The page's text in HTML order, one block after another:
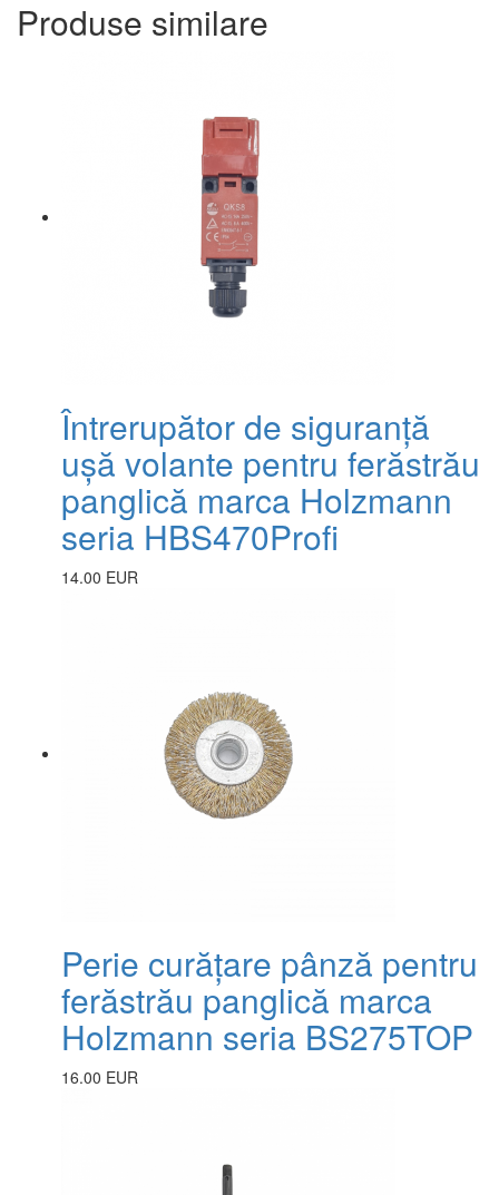
Produse similare
Întrerupător de siguranță
ușă volante pentru ferăstrău
panglică marca Holzmann
seria HBS470Profi
14.00 EUR
Perie curățare pânză pentru
ferăstrău panglică marca
Holzmann seria BS275TOP
16.00 EUR